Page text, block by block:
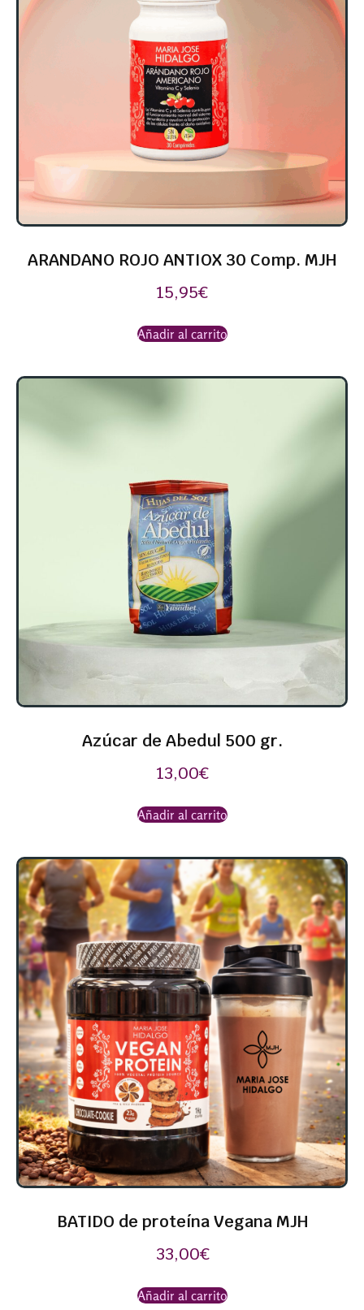
ARANDANO ROJO ANTIOX 30 Comp. MJH
15,95€
Añadir al carrito
Azúcar de Abedul 500 gr.
13,00€
Añadir al carrito
BATIDO de proteína Vegana MJH
33,00€
Añadir al carrito